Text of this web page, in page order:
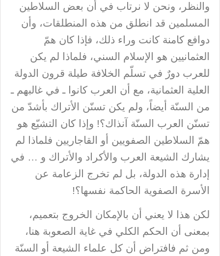
والنظر، ونحن لا نرتاب في أن بعض السلاطين
المسلمين قد انطلق من هذه المنطلقات، وأن
دوافع كامنة كانت وراء ذلك، فإذا كان همّ
العثمانيين هو الإسلام السني، فلماذا لم يكن
للعرب دورٌ في تسلّم الخلافة طيلة قرون الدولة
العلية العثمانية، مع أن العرب كانوا ـ في غالبهم ـ
من السنّة أيضاً، ولم يكن تسنّن الأتراك بأشدّ من
تسنّن العرب السنّة آنذاك؟! وإذا كان التشيّع هو
همّ السلاطين الصفويين أو القاجاريين فلماذا لم
يشارك الشيعة العرب والأكراد والأتراك و … في
إدارة هذه الدولة، بل لم تخرج الزعامة عن
الأسرة الصفوية الحاكمة نفسها؟!
لكن هذا لا يعني أن بالإمكان الخروج بتعميم،
بمعنى أن الحكم الكلي في غاية الصعوبة هنا،
ومن ثم فافتراض أن كل علماء الشيعة أو السنّة